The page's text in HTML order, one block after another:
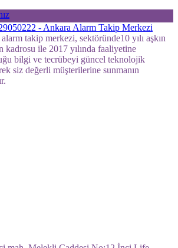
takip merkezi, sektöründe10 yılı aşkın
kadrosu ile 2017 yılında faaliyetine
bilgi ve tecrübeyi güncel teknolojik
siz değerli müşterilerine sunmanın